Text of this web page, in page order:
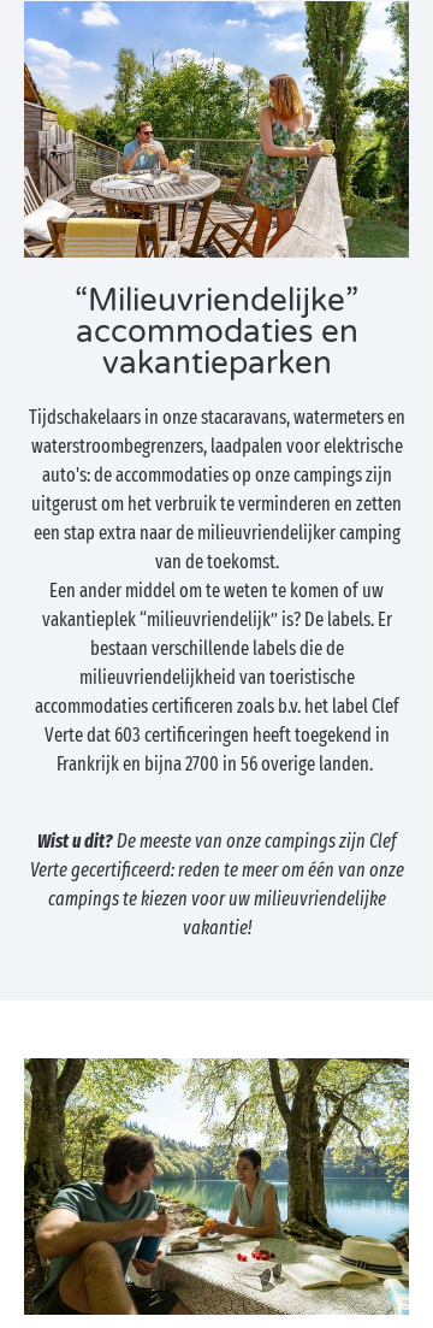
“Milieuvriendelijke”
accommodaties en
vakantieparken
Tijdschakelaars in onze stacaravans, watermeters en
waterstroombegrenzers, laadpalen voor elektrische
auto's: de accommodaties op onze campings zijn
uitgerust om het verbruik te verminderen en zetten
een stap extra naar de milieuvriendelijker camping
van de toekomst.
Een ander middel om te weten te komen of uw
vakantieplek “milieuvriendelijk” is? De labels. Er
bestaan verschillende labels die de
milieuvriendelijkheid van toeristische
accommodaties certificeren zoals b.v. het label Clef
Verte dat 603 certificeringen heeft toegekend in
Frankrijk en bijna 2700 in 56 overige landen.
Wist u dit?De meeste van onze campings zijn Clef
Verte gecertificeerd: reden te meer om één van onze
campings te kiezen voor uw milieuvriendelijke
vakantie!